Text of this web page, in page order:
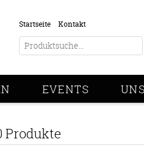
Startseite Kontakt
EVENTS
Produkte